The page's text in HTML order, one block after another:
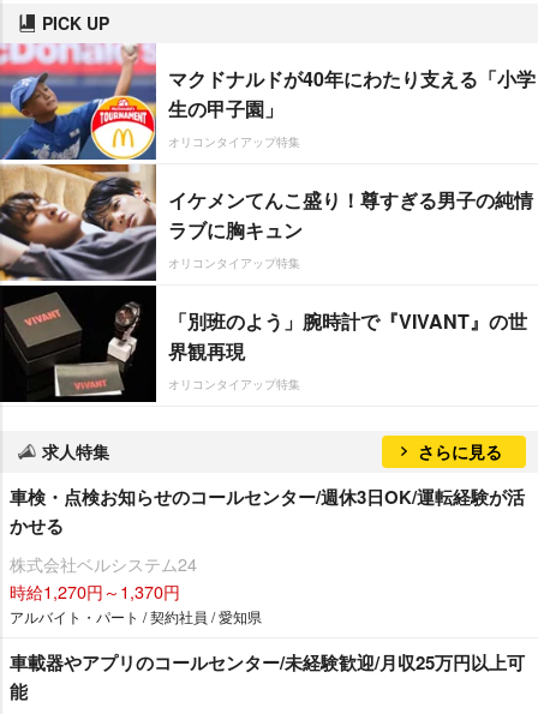
PICK UP
マクドナルドが40年にわたり支える「小学
生の甲子園」
オリコンタイアップ特集
イケメンてんこ盛り！尊すぎる男子の純情
ラブに胸キュン
オリコンタイアップ特集
「別班のよう」腕時計で『VIVANT』の世
界観再現
オリコンタイアップ特集
求人特集 さらに見る
車検・点検お知らせのコールセンター/週休3日OK/運転経験が活
かせる
株式会社ベルシステム24
時給1,270円～1,370円
アルバイト・パート / 契約社員 / 愛知県
車載器やアプリのコールセンター/未経験歓迎/月収25万円以上可
能